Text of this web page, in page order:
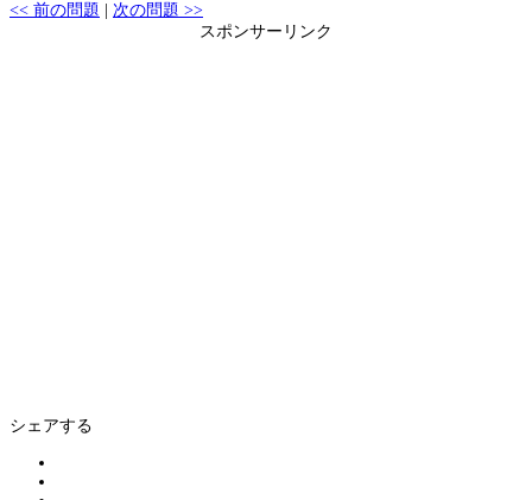
<< 前の問題
次の問題 >>
スポンサーリンク
シェアする